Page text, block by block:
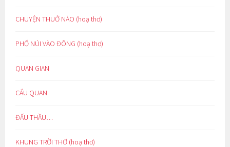
CHUYỆN THUỞ NÀO (hoạ thơ)
PHỐ NÚI VÀO ĐÔNG (hoạ thơ)
QUAN GIAN
CẨU QUAN
ĐẤU THẦU…
KHUNG TRỜI THƠ (hoạ thơ)